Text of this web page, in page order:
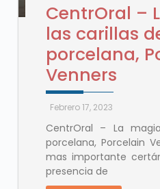
CentrOral –
las carillas
porcelana,
Venners
Febrero 17, 2023
CentrOral – La
porcelana, Porcelain
mas importante
presencia de